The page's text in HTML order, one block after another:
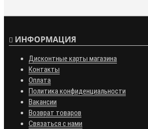
ИНФОРМАЦИЯ
Дисконтные карты магазина
Контакты
Оплата
Политика конфиденциальности
Вакансии
Возврат товаров
Связаться с нами